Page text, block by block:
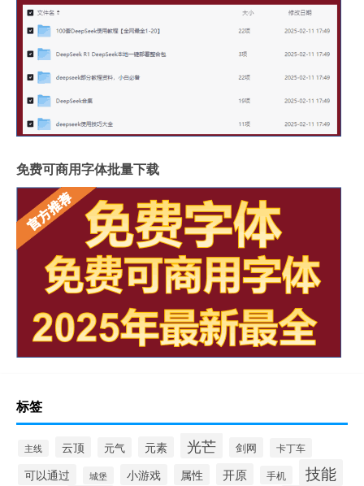
免费可商用字体批量下载
标签
主线 云顶 元气 元素 光芒 剑网 卡丁车
可以通过 城堡 小游戏 属性 开原 手机 技能